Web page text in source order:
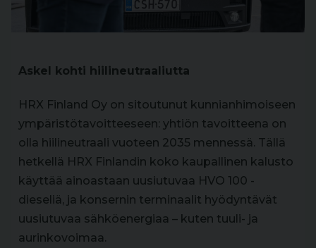
Askel kohti hiilineutraaliutta
HRX Finland Oy on sitoutunut kunnianhimoiseen
ympäristötavoitteeseen: yhtiön tavoitteena on
olla hiilineutraali vuoteen 2035 mennessä. Tällä
hetkellä HRX Finlandin koko kaupallinen kalusto
käyttää ainoastaan uusiutuvaa HVO 100 -
dieseliä, ja konsernin terminaalit hyödyntävät
uusiutuvaa sähköenergiaa – kuten tuuli- ja
aurinkovoimaa.